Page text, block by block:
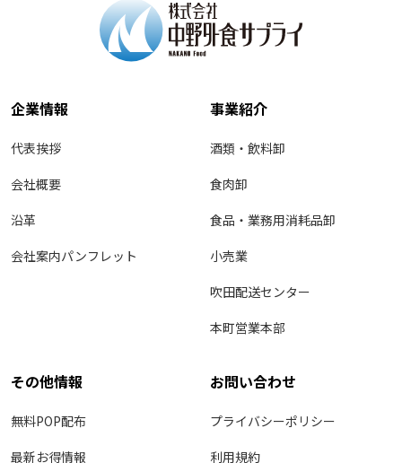
企業情報
代表挨拶
会社概要
沿革
会社案内パンフレット
事業紹介
酒類・飲料卸
食肉卸
食品・業務用消耗品卸
小売業
吹田配送センター
本町営業本部
その他情報
無料POP配布
最新お得情報
お問い合わせ
プライバシーポリシー
利用規約